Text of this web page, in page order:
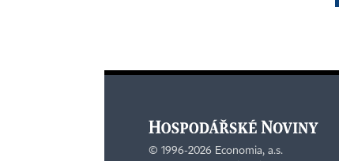
© 1996-2026 Economia, a.s.